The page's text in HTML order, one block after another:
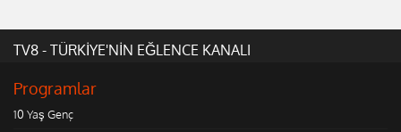
TV8 - TÜRKİYE'NİN EĞLENCE KANALI
Programlar
10 Yaş Genç